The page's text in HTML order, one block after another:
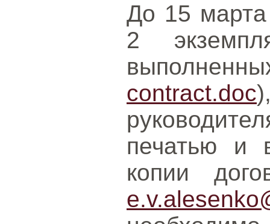
До 15 марта
2
contract.doc
печатью и
копии